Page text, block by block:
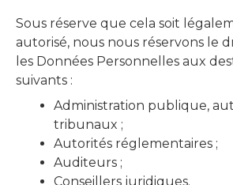
Sous réserve que cela soit
autorisé, nous nous réservons le
les Données Personnelles aux
suivants :
Administration publique,
tribunaux ;
Autorités réglementaires ;
Auditeurs ;
Conseillers juridiques.